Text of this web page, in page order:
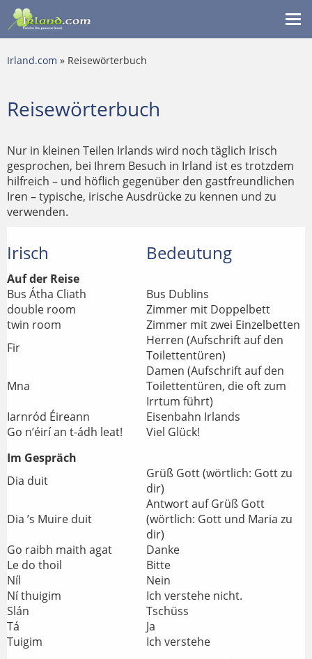
Irland.com » Reisewörterbuch
Reisewörterbuch
Nur in kleinen Teilen Irlands wird noch täglich Irisch
gesprochen, bei Ihrem Besuch in Irland ist es trotzdem
hilfreich – und höflich gegenüber den gastfreundlichen
Iren – typische, irische Ausdrücke zu kennen und zu
verwenden.
Irisch Bedeutung
Auf der Reise
Bus Átha Cliath
Bus Dublins
double room
Zimmer mit Doppelbett
twin room
Zimmer mit zwei Einzelbetten
Fir
Herren (Aufschrift auf den
Toilettentüren)
Mna
Damen (Aufschrift auf den
Toilettentüren, die oft zum
Irrtum führt)
Iarnród Éireann
Eisenbahn Irlands
Go n’éirí an t-ádh leat!
Viel Glück!
Im Gespräch
Dia duit
Grüß Gott (wörtlich: Gott zu
dir)
Dia ’s Muire duit
Antwort auf Grüß Gott
(wörtlich: Gott und Maria zu
dir)
Go raibh maith agat
Danke
Le do thoil
Bitte
Níl
Nein
Ní thuigim
Ich verstehe nicht.
Slán
Tschüss
Tá
Ja
Tuigim
Ich verstehe